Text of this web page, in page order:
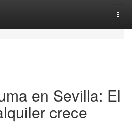
en Sevilla: El
crece